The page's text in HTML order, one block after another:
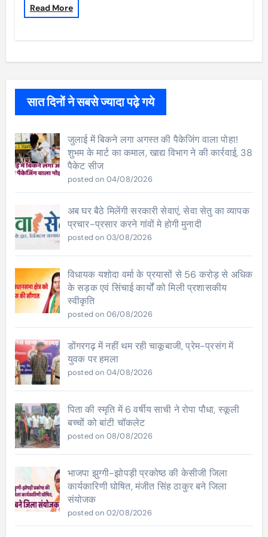
Read More
सात दिनों ने सबसे ज्यादा पढ़े गये
जुलाई में बिकने लगा अगस्त की पैकेजिंग वाला पोहा!
शुभम के मार्ट का कमाल, खाद्य विभाग ने की कार्रवाई, 38
पैकेट सीज
posted on 04/08/2026
अब घर बैठे मिलेंगी सरकारी सेवाएं, सेवा सेतु का व्यापक
प्रचार-प्रसार करने गांवों मे होगी मुनादी
posted on 03/08/2026
विधायक यशोदा वर्मा के प्रयासों से 56 करोड़ से अधिक
के सड़क एवं सिंचाई कार्यों को मिली प्रशासकीय
स्वीकृति
posted on 06/08/2026
डोंगरगढ़ में नहीं थम रही चाकूबाजी, प्रेम-प्रसंग में
युवक पर हमला
posted on 04/08/2026
पिता की स्मृति में 6 वर्षीय साची ने रोपा पौधा, स्कूली
बच्चों को बांटी चॉकलेट
posted on 08/08/2026
भाजपा झुग्गी-झोपड़ी प्रकोष्ठ की केसीजी जिला
कार्यकारिणी घोषित, मंजीत सिंह ठाकुर बने जिला
संयोजक
posted on 02/08/2026